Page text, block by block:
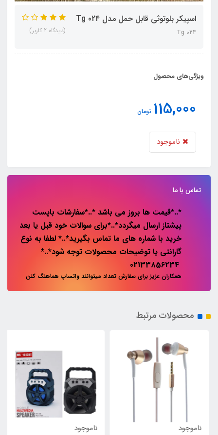
اسپیکر بلوتوثی قابل حمل مدل Tg 024
Tg 024 (دیدگاه 2 کاربر)
ویژگی‌های محصول
115,000 تومان
ناموجود
تماس با ما
*..*قیمت ها بروز می باشد *..*سفارشات باپست
پیشتاز ارسال میگردد*..*برای سوالات خود قبل یا بعد
خرید با شماره های ما تماس بگیرید*..* لطفا به نوع
گارانتی یا توضیحات محصولات توجه شود*..*
همکاران عزیز برای سفارش تعداد میتوانند واتساپ هماهنگ کنن
محصولات مرتبط
ناموجود ناموجود